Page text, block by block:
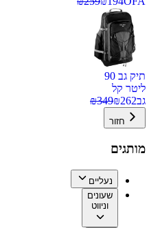
תיק גב 90
ליטר קל
גב
₪262
₪349
חזור
מותגים
נעליים
שעונים
וניווט